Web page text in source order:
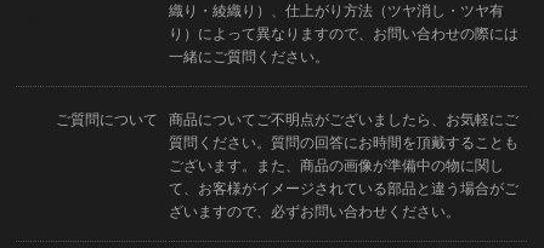
織り・綾織り）、仕上がり方法（ツヤ消し・ツヤ有
り）によって異なりますので、お問い合わせの際には
一緒にご質問ください。
ご質問について
商品についてご不明点がございましたら、お気軽にご
質問ください。質問の回答にお時間を頂戴することも
ございます。また、商品の画像が準備中の物に関し
て、お客様がイメージされている部品と違う場合がご
ざいますので、必ずお問い合わせください。